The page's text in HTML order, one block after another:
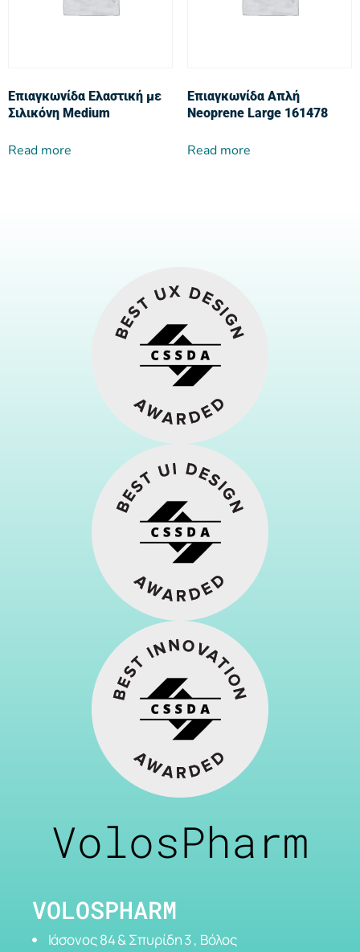
Επιαγκωνίδα Ελαστική με
Σιλικόνη Medium
Read more
Επιαγκωνίδα Απλή
Neoprene Large 161478
Read more
VolosPharm
VOLOSPHARM
Ιάσονος 84 & Σπυρίδη 3 , Βόλος